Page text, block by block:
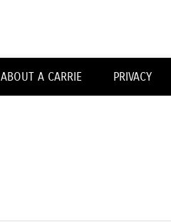
ABOUT A CARRIE PRIVACY